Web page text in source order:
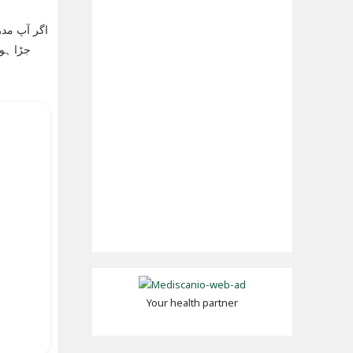
اگر آپ
جڑا
Your health partner